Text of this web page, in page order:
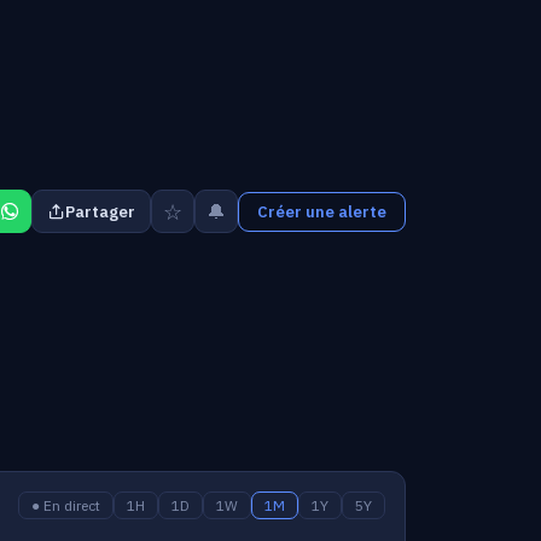
Partager ☆ 🔔 Créer une alerte
● En direct 1H 1D 1W 1M 1Y 5Y